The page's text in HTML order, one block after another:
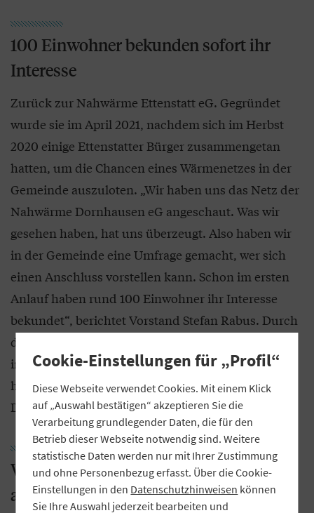
100 Einwohner bekunden sofort ihr
Interesse
Zurück zur Nahwärme Ettenstatt eG. Gegründet
wurde sie im April 2021, nachdem sich im Herbst
2020 einige Ettenstatter Bürger zusammengetan
hatten, um die Chancen eines Wärmenetzes in der
Gemeinde auszuloten. „Wir haben uns das Netz der
Nahwärme Dornhausen eG angeschaut. Was wir
gesehen haben, hat uns überzeugt. Also haben wir
in der Gemeinde eine Umfrage gemacht, wer sich
einen Anschluss vorstellen kann. Schon im ersten
Anlauf haben rund 100 Einwohner ihr Interesse
bekundet“, berichtet Vorstand Stefan Rabus. Durch
die Energie-Krise und die hohen Öl- und Gaspreise
infolge des russischen Kriegs gegen die Ukraine
habe die Idee eines Wärmenetzes nochmal an
Dynamik gewonnen.
Wirtschaftlichkeitsprüfung fiel positiv
aus
Cookie-Einstellungen für „Profil“
Diese Webseite verwendet Cookies. Mit einem Klick
auf „Auswahl bestätigen“ akzeptieren Sie die
Verarbeitung grundlegender Daten, die für den
Betrieb dieser Webseite notwendig sind. Weitere
statistische Daten werden nur mit Ihrer Zustimmung
und ohne Personenbezug erfasst. Über die Cookie-
Einstellungen in den Datenschutzhinweisen können
Sie Ihre Auswahl jederzeit bearbeiten und